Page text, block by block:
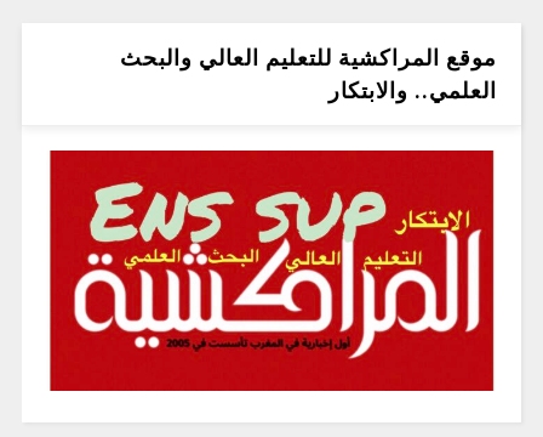
موقع المراكشية للتعليم العالي والبحث
العلمي.. والابتكار